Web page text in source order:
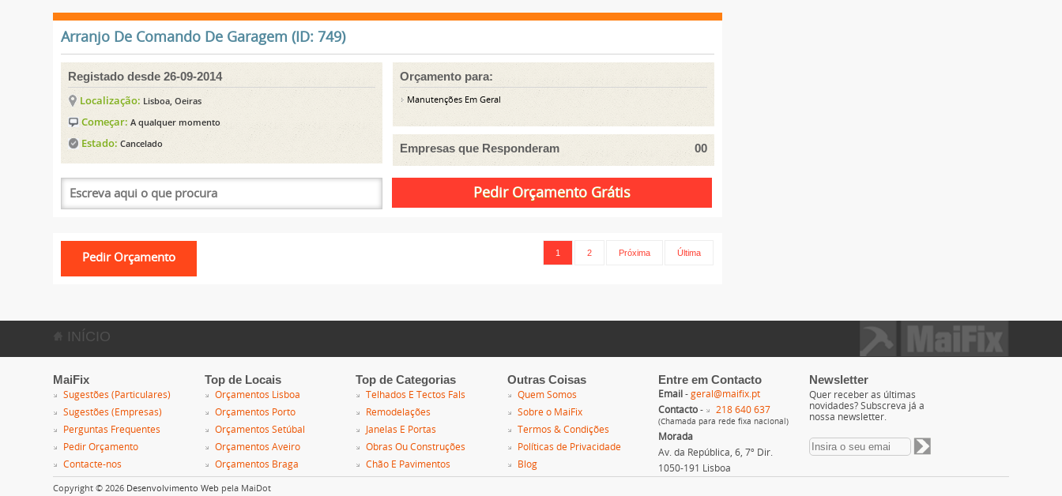
Arranjo De Comando De Garagem (ID: 749)
Registado desde 26-09-2014
Localização: Lisboa, Oeiras
Começar:A qualquer momento
Estado:Cancelado
Orçamento para:
Manutenções Em Geral
Empresas que Responderam 00
1 2 Próxima Última
INÍCIO
MaiFix
Sugestões (Particulares)
Sugestões (Empresas)
Perguntas Frequentes
Pedir Orçamento
Contacte-nos
Top de Locais
Orçamentos Lisboa
Orçamentos Porto
Orçamentos Setúbal
Orçamentos Aveiro
Orçamentos Braga
Top de Categorias
Telhados E Tectos Fals
Remodelações
Janelas E Portas
Obras Ou Construções
Chão E Pavimentos
Outras Coisas
Quem Somos
Sobre o MaiFix
Termos & Condições
Políticas de Privacidade
Blog
Entre em Contacto
Email- geral@maifix.pt
Contacto- 218 640 637
(Chamada para rede fixa nacional)
Morada
Av. da República, 6, 7º Dir.
1050-191 Lisboa
Newsletter
Quer receber as últimas
novidades? Subscreva já a
nossa newsletter.
Copyright © 2026 Desenvolvimento Web pela MaiDot